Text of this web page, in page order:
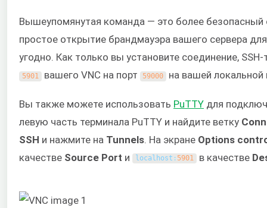
Вышеупомянутая команда — это более
простое открытие брандмауэра вашего сервера
угодно. Как только вы установите соединение,
5901 вашего VNC на порт 59000 на вашей
Вы также можете использовать PuTTY для
левую часть терминала PuTTY и найдите ветку
SSH и нажмите на Tunnels . На экране Options
качестве Source Port и localhost : 5901 в качестве